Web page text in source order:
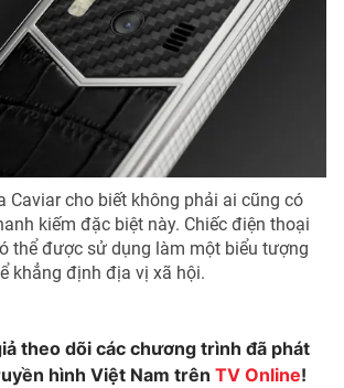
Caviar cho biết không phải ai cũng có
kiếm đặc biệt này. Chiếc điện thoại
thể được sử dụng làm một biểu tượng
khẳng định địa vị xã hội.
theo dõi các chương trình đã phát
hình Việt Nam trên TV Online!